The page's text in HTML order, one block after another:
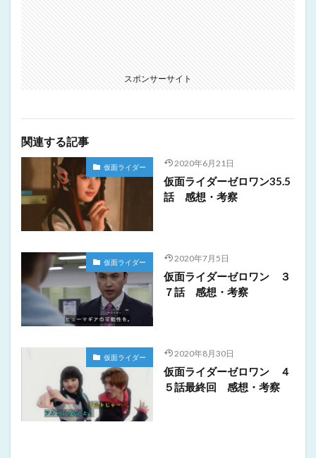
スポンサーサイト
関連する記事
仮面ライダー 2020年6月21日
仮面ライダーゼロワン35.5
話 感想・考察
仮面ライダー 2020年7月5日
仮面ライダーゼロワン ３
７話 感想・考察
仮面ライダー 2020年8月30日
仮面ライダーゼロワン ４
５話最終回 感想・考察